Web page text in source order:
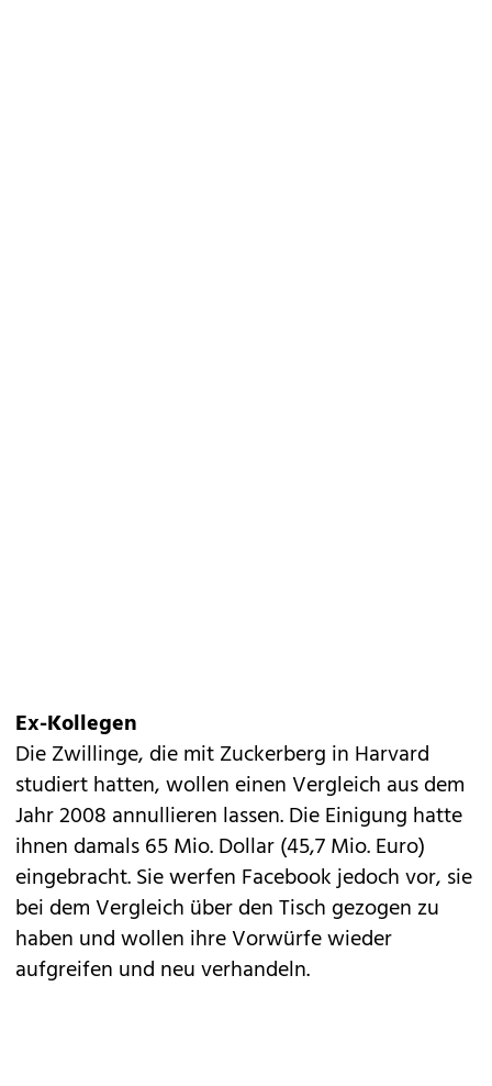
Ex-Kollegen
Die Zwillinge, die mit Zuckerberg in Harvard
studiert hatten, wollen einen Vergleich aus dem
Jahr 2008 annullieren lassen. Die Einigung hatte
ihnen damals 65 Mio. Dollar (45,7 Mio. Euro)
eingebracht. Sie werfen Facebookjedoch vor, sie
bei dem Vergleich über den Tisch gezogen zu
haben und wollen ihre Vorwürfe wieder
aufgreifen und neu verhandeln.